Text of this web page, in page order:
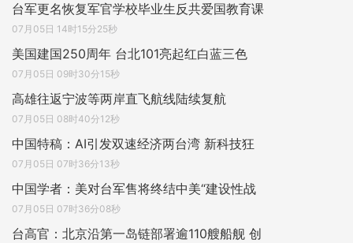
台军更名恢复军官学校毕业生反共爱国教育课
07月05日 14时15分25秒
美国建国250周年 台北101亮起红白蓝三色
07月05日 09时30分15秒
高雄往返宁波等两岸直飞航线陆续复航
07月05日 08时40分12秒
中国特稿：AI引发双速经济两台湾 新科技狂
07月05日 07时36分13秒
中国学者：美对台军售将终结中美“建设性战
07月05日 07时36分08秒
台高官：北京沿第一岛链部署逾110艘船舰 创